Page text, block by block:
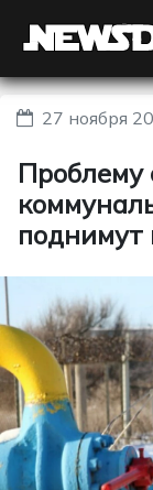
27 ноября
Проблему
поднимут